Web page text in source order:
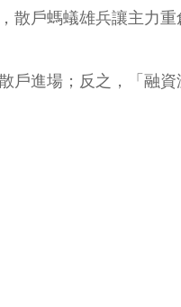
戶螞蟻雄兵讓主力重
進場；反之，「融資